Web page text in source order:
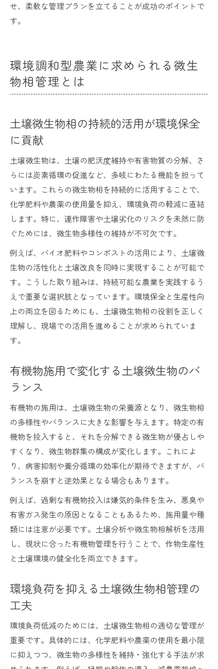
せ、柔軟な管理プランを立てることが成功のポイントで
す。
環境調和型農業に求められる微生
物相管理とは
土壌微生物相の持続的活用が環境保全
に貢献
土壌微生物は、土壌の肥沃度維持や有害物質の分解、さ
らには炭素循環の促進など、多岐にわたる機能を担って
います。これらの微生物相を持続的に活用することで、
化学肥料や農薬の使用量を抑え、環境負荷の軽減に直結
します。特に、連作障害や土壌劣化のリスクを未然に防
ぐためには、微生物多様性の維持が不可欠です。
例えば、バイオ肥料やコンポストの活用により、土壌微
生物の活性化と土壌改良を同時に実現することが可能で
す。こうした取り組みは、持続可能な農業を実践するう
えで重要な選択肢となっています。環境保全と生産性向
上の両立を図るためにも、土壌微生物相の役割を正しく
理解し、現場での活用を進めることが求められていま
す。
有機物施用で変化する土壌微生物のバ
ランス
有機物の施用は、土壌微生物の栄養源となり、微生物相
の多様性やバランスに大きな影響を与えます。特定の有
機物を投入すると、それを分解できる微生物が優占しや
すくなり、微生物群集の構成が変化します。これによ
り、病害抑制や養分循環の効率化が期待できますが、バ
ランスを崩すと逆効果となる場合もあります。
例えば、過剰な有機物投入は嫌気的条件を生み、悪臭や
有害ガス発生の原因となることもあるため、施用量や種
類には注意が必要です。土壌分析や微生物相解析を活用
し、現状に合った有機物管理を行うことで、作物生産性
と土壌環境の健全化を両立できます。
環境負荷を抑える土壌微生物相管理の
工夫
環境負荷低減のためには、土壌微生物相の適切な管理が
重要です。具体的には、化学肥料や農薬の使用を最小限
に抑えつつ、微生物の多様性を維持・強化する手法が求